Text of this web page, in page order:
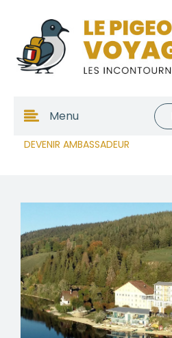
DEVENIR AMBASSADEUR
Menu